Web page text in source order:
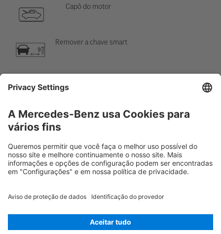
Capô do motor
Remover a chave smart
Sistema de ar-condicionado
Perigo, baixa temperatura
Rescue Card Automóvel Versão 07/2026 01.2 ID-Nr.: 247.010
© 2026Mercedes-Benz AG